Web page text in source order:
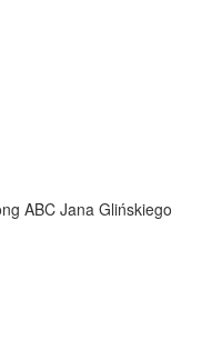
ABC Jana Glińskiego